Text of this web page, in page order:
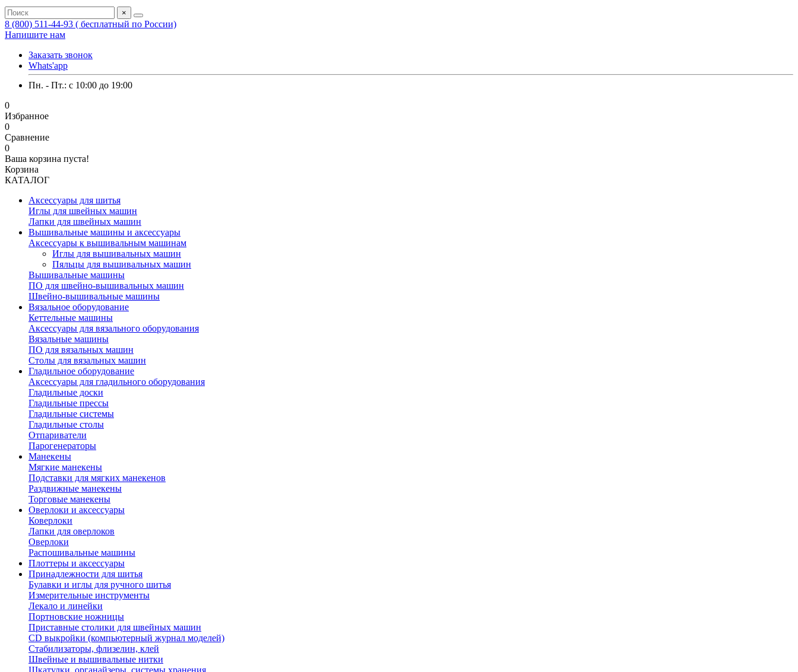
×
8 (800) 511-44-93 ( бесплатный по России)
Напишите нам
Заказать звонок
Whats'app
Пн. - Пт.: c 10:00 до 19:00
0
Избранное
0
Сравнение
0
Ваша корзина пуста!
Корзина
КАТАЛОГ
Аксессуары для шитья
Иглы для швейных машин
Лапки для швейных машин
Вышивальные машины и аксессуары
Аксессуары к вышивальным машинам
Иглы для вышивальных машин
Пяльцы для вышивальных машин
Вышивальные машины
ПО для швейно-вышивальных машин
Швейно-вышивальные машины
Вязальное оборудование
Кеттельные машины
Аксессуары для вязального оборудования
Вязальные машины
ПО для вязальных машин
Столы для вязальных машин
Гладильное оборудование
Аксессуары для гладильного оборудования
Гладильные доски
Гладильные прессы
Гладильные системы
Гладильные столы
Отпариватели
Парогенераторы
Манекены
Мягкие манекены
Подставки для мягких манекенов
Раздвижные манекены
Торговые манекены
Оверлоки и аксессуары
Коверлоки
Лапки для оверлоков
Оверлоки
Распошивальные машины
Плоттеры и аксессуары
Принадлежности для шитья
Булавки и иглы для ручного шитья
Измерительные инструменты
Лекало и линейки
Портновские ножницы
Приставные столики для швейных машин
СD выкройки (компьютерный журнал моделей)
Стабилизаторы, флизелин, клей
Швейные и вышивальные нитки
Шкатулки, органайзеры, системы хранения